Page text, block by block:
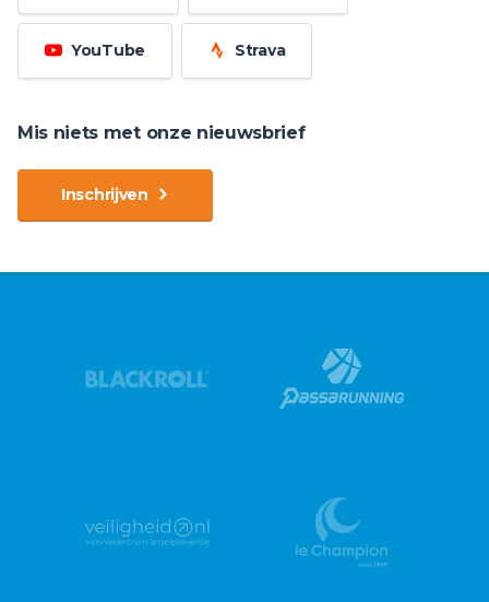
YouTube Strava
Mis niets met onze nieuwsbrief
Inschrijven